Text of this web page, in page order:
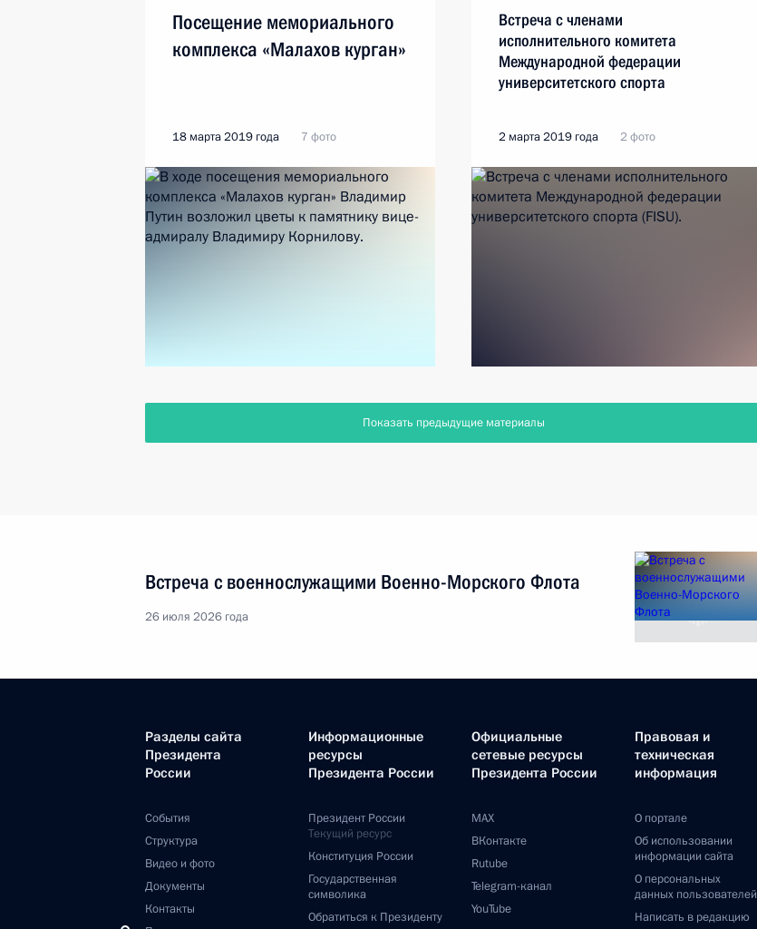
Посещение мемориального
комплекса «Малахов курган»
18 марта 2019 года 7 фото
Встреча с членами
исполнительного комитета
Международной федерации
университетского спорта
2 марта 2019 года 2 фото
Показать предыдущие материалы
Встреча с военнослужащими Военно-Морского Флота
26 июля 2026 года
Разделы сайта
Президента
России
События
Структура
Видео и фото
Документы
Контакты
Информационные
ресурсы
Президента России
Президент России
Текущий ресурс
Конституция России
Государственная
символика
Обратиться к Президенту
Официальные
сетевые ресурсы
Президента России
MAX
ВКонтакте
Rutube
Telegram-канал
YouTube
Правовая и
техническая
информация
О портале
Об использовании
информации сайта
О персональных
данных пользователей
Написать в редакцию